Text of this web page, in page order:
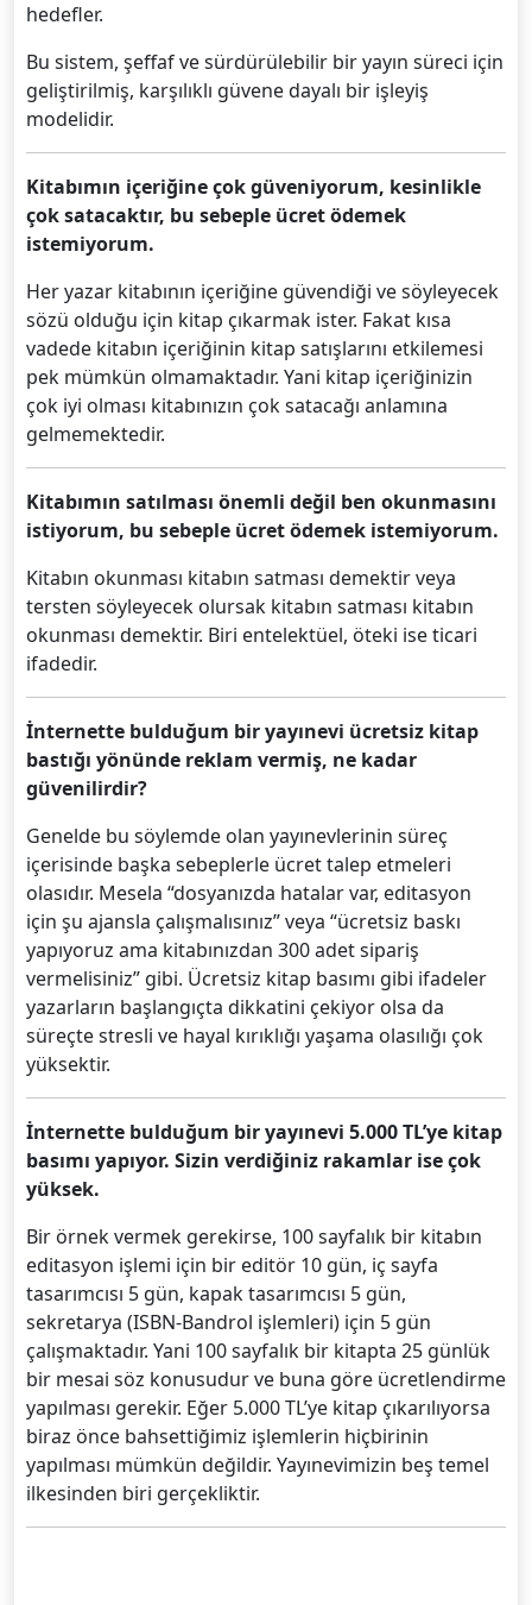
hedefler.
Bu sistem, şeffaf ve sürdürülebilir bir yayın süreci için
geliştirilmiş, karşılıklı güvene dayalı bir işleyiş
modelidir.
Kitabımın içeriğine çok güveniyorum, kesinlikle
çok satacaktır, bu sebeple ücret ödemek
istemiyorum.
Her yazar kitabının içeriğine güvendiği ve söyleyecek
sözü olduğu için kitap çıkarmak ister. Fakat kısa
vadede kitabın içeriğinin kitap satışlarını etkilemesi
pek mümkün olmamaktadır. Yani kitap içeriğinizin
çok iyi olması kitabınızın çok satacağı anlamına
gelmemektedir.
Kitabımın satılması önemli değil ben okunmasını
istiyorum, bu sebeple ücret ödemek istemiyorum.
Kitabın okunması kitabın satması demektir veya
tersten söyleyecek olursak kitabın satması kitabın
okunması demektir. Biri entelektüel, öteki ise ticari
ifadedir.
İnternette bulduğum bir yayınevi ücretsiz kitap
bastığı yönünde reklam vermiş, ne kadar
güvenilirdir?
Genelde bu söylemde olan yayınevlerinin süreç
içerisinde başka sebeplerle ücret talep etmeleri
olasıdır. Mesela “dosyanızda hatalar var, editasyon
için şu ajansla çalışmalısınız” veya “ücretsiz baskı
yapıyoruz ama kitabınızdan 300 adet sipariş
vermelisiniz” gibi. Ücretsiz kitap basımı gibi ifadeler
yazarların başlangıçta dikkatini çekiyor olsa da
süreçte stresli ve hayal kırıklığı yaşama olasılığı çok
yüksektir.
İnternette bulduğum bir yayınevi 5.000 TL’ye kitap
basımı yapıyor. Sizin verdiğiniz rakamlar ise çok
yüksek.
Bir örnek vermek gerekirse, 100 sayfalık bir kitabın
editasyon işlemi için bir editör 10 gün, iç sayfa
tasarımcısı 5 gün, kapak tasarımcısı 5 gün,
sekretarya (ISBN-Bandrol işlemleri) için 5 gün
çalışmaktadır. Yani 100 sayfalık bir kitapta 25 günlük
bir mesai söz konusudur ve buna göre ücretlendirme
yapılması gerekir. Eğer 5.000 TL’ye kitap çıkarılıyorsa
biraz önce bahsettiğimiz işlemlerin hiçbirinin
yapılması mümkün değildir. Yayınevimizin beş temel
ilkesinden biri gerçekliktir.